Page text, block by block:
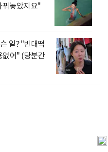
놓았지요"
일? "빈대떡
없어" (당분간